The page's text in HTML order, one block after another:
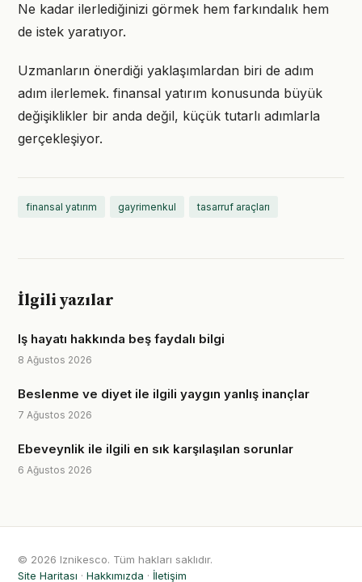
Ne kadar ilerlediğinizi görmek hem farkındalık hem
de istek yaratıyor.
Uzmanların önerdiği yaklaşımlardan biri de adım
adım ilerlemek. finansal yatırım konusunda büyük
değişiklikler bir anda değil, küçük tutarlı adımlarla
gerçekleşiyor.
finansal yatırım gayrimenkul tasarruf araçları
İlgili yazılar
Iş hayatı hakkında beş faydalı bilgi
8 Ağustos 2026
Beslenme ve diyet ile ilgili yaygın yanlış inançlar
7 Ağustos 2026
Ebeveynlik ile ilgili en sık karşılaşılan sorunlar
6 Ağustos 2026
© 2026 Iznikesco. Tüm hakları saklıdır.
Site Haritası · Hakkımızda · İletişim